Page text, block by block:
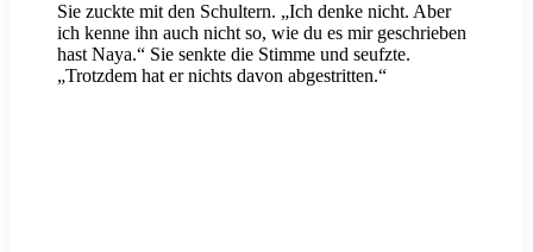
Sie zuckte mit den Schultern. „Ich denke nicht. Aber
ich kenne ihn auch nicht so, wie du es mir geschrieben
hast Naya.“ Sie senkte die Stimme und seufzte.
„Trotzdem hat er nichts davon abgestritten.“